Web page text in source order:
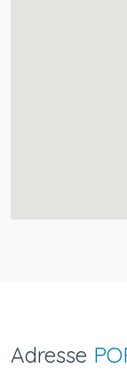
Adresse